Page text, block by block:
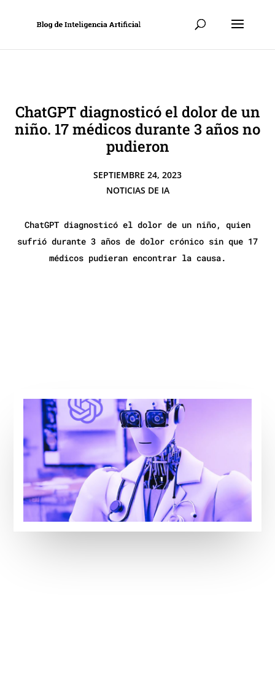
ChatGPT diagnosticó el dolor de un
niño. 17 médicos durante 3 años no
pudieron
SEPTIEMBRE 24, 2023
NOTICIAS DE IA
ChatGPT diagnosticó el dolor de un niño, quien
sufrió durante 3 años de dolor crónico sin que 17
médicos pudieran encontrar la causa.